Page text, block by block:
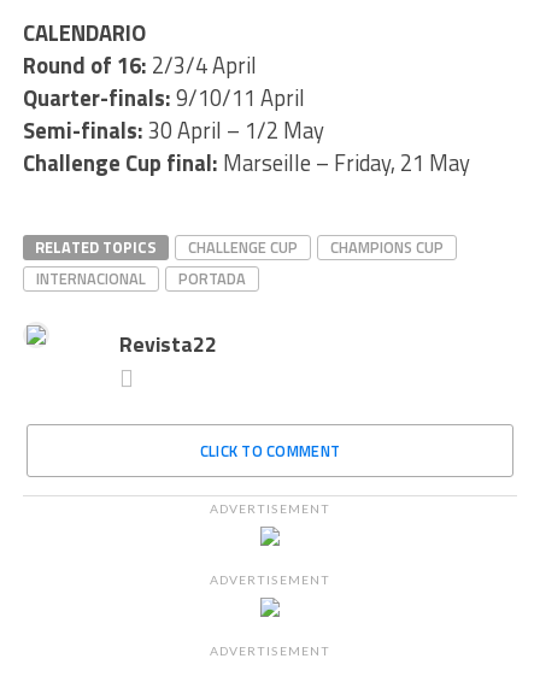
CALENDARIO
Round of 16: 2/3/4 April
Quarter-finals:9/10/11 April
Semi-finals:30 April – 1/2 May
Challenge Cup final: Marseille – Friday, 21 May
RELATED TOPICS CHALLENGE CUP
CHAMPIONS CUP
INTERNACIONAL
PORTADA
Revista22
CLICK TO COMMENT
ADVERTISEMENT
ADVERTISEMENT
ADVERTISEMENT